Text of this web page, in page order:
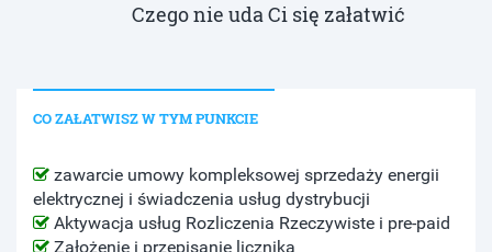
Czego nie uda Ci się załatwić
CO ZAŁATWISZ W TYM PUNKCIE
zawarcie umowy kompleksowej sprzedaży energii
elektrycznej i świadczenia usług dystrybucji
Aktywacja usług Rozliczenia Rzeczywiste i pre-paid
Założenie i przepisanie licznika